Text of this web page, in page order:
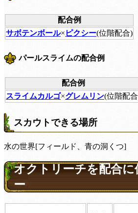
配合例
サボテンボール× ピクシー(位階配合)
パールスライムの配合例
配合例
スライムカルゴ×グレムリン(位階配
スカウトできる場所
水の世界[フィールド、青の洞くつ]
オクトリーチを配合に
ー